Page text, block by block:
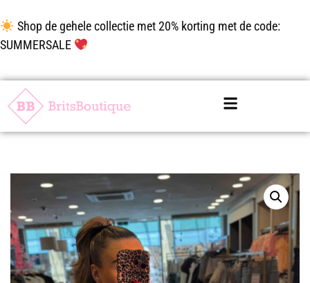
Shop de gehele collectie met 20% korting met de code:
SUMMERSALE